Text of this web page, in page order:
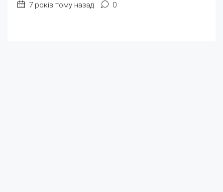
7 років тому назад 0